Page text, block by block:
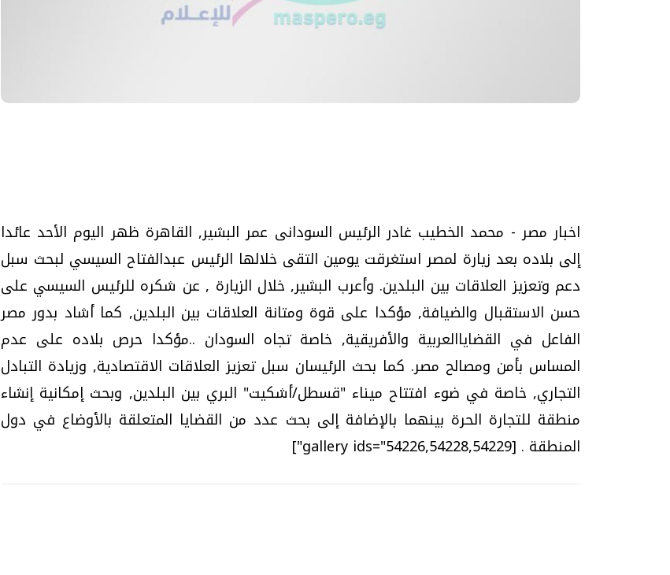
اخبار مصر - محمد الخطيب غادر الرئيس السودانى عمر البشير, القاهرة ظهر اليوم الأحد عائدا
إلى بلاده بعد زيارة لمصر استغرقت يومين التقى خلالها الرئيس عبدالفتاح السيسي لبحث سبل
دعم وتعزيز العلاقات بين البلدين. وأعرب البشير, خلال الزيارة , عن شكره للرئيس السيسي على
حسن الاستقبال والضيافة, مؤكدا على قوة ومتانة العلاقات بين البلدين, كما أشاد بدور مصر
الفاعل في القضاياالعربية والأفريقية, خاصة تجاه السودان ..مؤكدا حرص بلاده على عدم
المساس بأمن ومصالح مصر. كما بحث الرئيسان سبل تعزيز العلاقات الاقتصادية, وزيادة التبادل
التجاري, خاصة في ضوء افتتاح ميناء "قسطل/أشكيت" البري بين البلدين, وبحث إمكانية إنشاء
منطقة للتجارة الحرة بينهما بالإضافة إلى بحث عدد من القضايا المتعلقة بالأوضاع في دول
المنطقة . [gallery ids="54226,54228,54229"]
دليلك للتنسيق الجامعي .. تساؤلات
وإجابات
فيديو.. الإعلام الرقمي.. تقنيات واعدة
وتحديات هائلة
موجات الطقس الساخنة.. لماذا تحدث وكيف